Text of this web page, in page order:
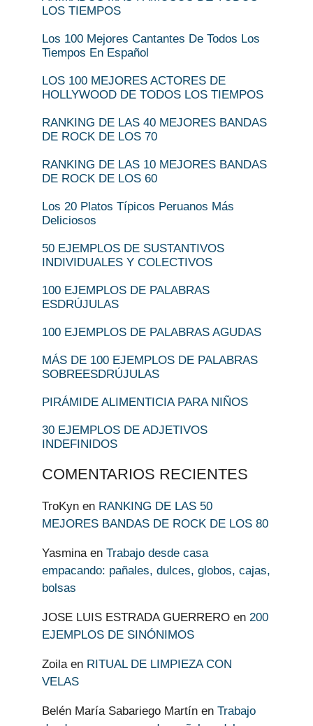
LOS TIEMPOS
Los 100 Mejores Cantantes De Todos Los
Tiempos En Español
LOS 100 MEJORES ACTORES DE
HOLLYWOOD DE TODOS LOS TIEMPOS
RANKING DE LAS 40 MEJORES BANDAS
DE ROCK DE LOS 70
RANKING DE LAS 10 MEJORES BANDAS
DE ROCK DE LOS 60
Los 20 Platos Típicos Peruanos Más
Deliciosos
50 EJEMPLOS DE SUSTANTIVOS
INDIVIDUALES Y COLECTIVOS
100 EJEMPLOS DE PALABRAS
ESDRÚJULAS
100 EJEMPLOS DE PALABRAS AGUDAS
MÁS DE 100 EJEMPLOS DE PALABRAS
SOBREESDRÚJULAS
PIRÁMIDE ALIMENTICIA PARA NIÑOS
30 EJEMPLOS DE ADJETIVOS
INDEFINIDOS
COMENTARIOS RECIENTES
TroKyn en RANKING DE LAS 50
MEJORES BANDAS DE ROCK DE LOS 80
Yasmina en Trabajo desde casa
empacando: pañales, dulces, globos, cajas,
bolsas
JOSE LUIS ESTRADA GUERRERO en 200
EJEMPLOS DE SINÓNIMOS
Zoila en RITUAL DE LIMPIEZA CON
VELAS
Belén María Sabariego Martín en Trabajo